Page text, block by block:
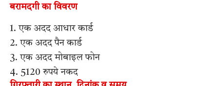
बरामदगी का विवरण
1. एक अदद आधार कार्ड
2. एक अदद पैन कार्ड
3. एक अदद मोबाइल फोन
4. 5120 रुपये नकद